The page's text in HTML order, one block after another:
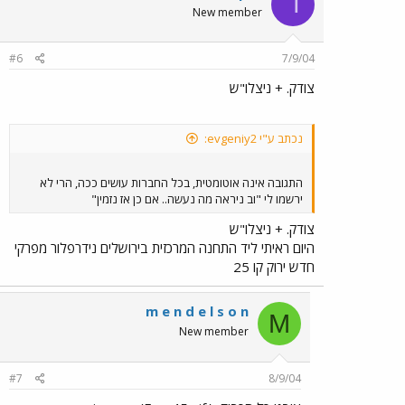
New member
7/9/04
#6
צודק. + ניצלו"ש
נכתב ע"י evgeniy2:
התגובה אינה אוטומטית, בכל החברות עושים ככה, הרי לא
ירשמו לי "וב ניראה מה נעשה.. אם כן אז נזמין"
צודק. + ניצלו"ש
היום ראיתי ליד התחנה המרכזית בירושלים נידרפלור מפרקי
חדש ירוק קו 25
M
m e n d e l s o n
New member
8/9/04
#7